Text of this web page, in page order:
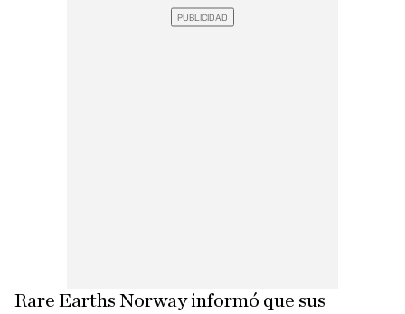
Rare Earths Norway informó que sus